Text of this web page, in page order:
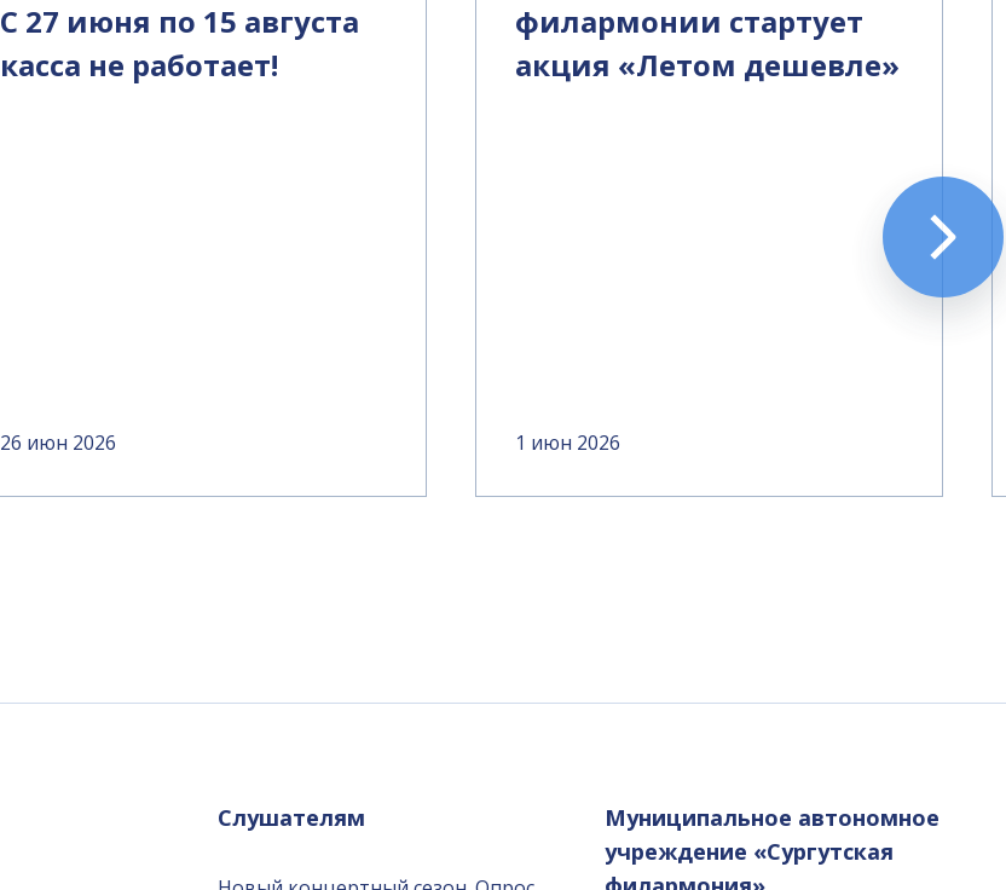
С 27 июня по 15 августа
касса не работает!
26 июн 2026
филармонии стартует
акция «Летом дешевле»
1 июн 2026
Слушателям
Муниципальное автономное
учреждение «Сургутская